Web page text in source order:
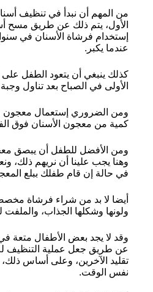
من المهم أن نبدأ في تنظيف
الأول، يتم ذلك عن طريق مسح
إستخدام فرشاة الأسنان في
عندما يكبر.
كذلك ينبغي أن يتعود الطفل على
الأولى في الصباح بعد تناول
ومن الضروري إستعمال معجون
كمية من معجون الأسنان فوق
ومن الأفضل للطفل أن يبصق
وهنا يجب علينا أن نريهم ذلك،
في حالة إن قام طفلك ببلع
أيضا لا بد من شراء فرشاة
ولونها وشكلها الجذاب،
وقد لا يجد بعض الأطفال متعة
عن طريق جعل عملية التنظيف
تقليد الآخرين، وعلى أساس
نفس الوقت.